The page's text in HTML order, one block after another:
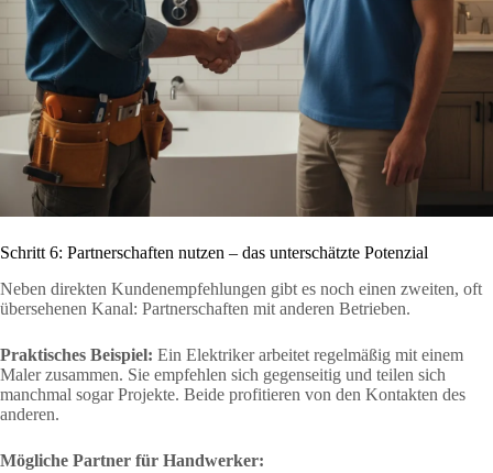
Schritt 6: Partnerschaften nutzen – das unterschätzte Potenzial
Neben direkten Kundenempfehlungen gibt es noch einen zweiten, oft
übersehenen Kanal: Partnerschaften mit anderen Betrieben.
Praktisches Beispiel: Ein Elektriker arbeitet regelmäßig mit einem
Maler zusammen. Sie empfehlen sich gegenseitig und teilen sich
manchmal sogar Projekte. Beide profitieren von den Kontakten des
anderen.
Mögliche Partner für Handwerker: